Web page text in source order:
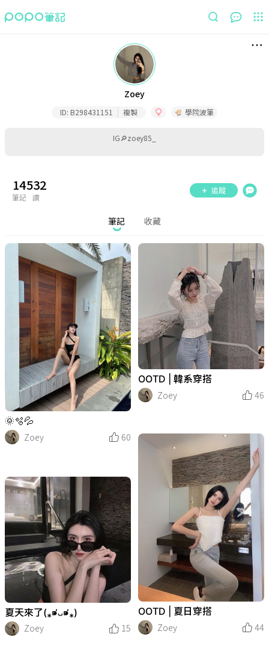
Zoey
ID: B298431151 複製 學院波筆
IG🔎zoey85_
14
筆記
532
讚
追蹤
筆記 收藏
🌞🫧💦
Zoey
60
OOTD | 韓系穿搭
Zoey
46
OOTD | 夏日穿搭
Zoey
44
夏天來了(⁎⁍̴̛ᴗ⁍̴̛⁎)
Zoey
15